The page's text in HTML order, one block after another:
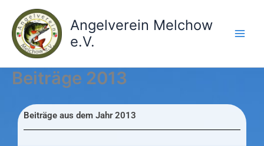
Inhalt
springen
Angelverein Melchow
e.V.
Beiträge 2013
Beiträge aus dem Jahr 2013